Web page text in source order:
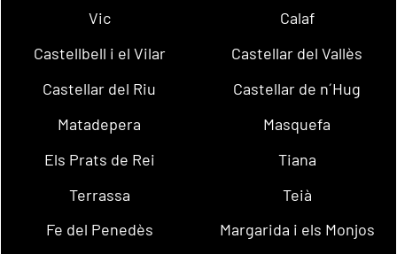
Vic
Calaf
Castellbell i el Vilar
Castellar del Vallès
Castellar del Riu
Castellar de n´Hug
Matadepera
Masquefa
Els Prats de Rei
Tiana
Terrassa
Teià
Fe del Penedès
Margarida i els Monjos